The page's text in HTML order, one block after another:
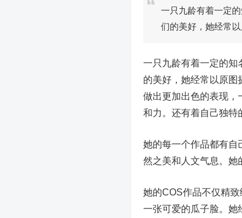
一只九龄有着一定
们的美好，她经常
一只九龄有着一定的知
的美好，她经常以原图
做出更加出色的表现，
和力。还有着自己独特
她的每一个作品都有自
然之美和人文气息。她
她的COS作品不仅精
一张可爱的瓜子脸。她